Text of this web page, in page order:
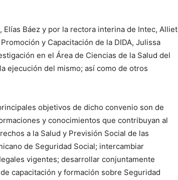
Báez y por la rectora interina de Intec, Alliet
y Capacitación de la DIDA, Julissa
en el Área de Ciencias de la Salud del
ejecución del mismo; así como de otros
objetivos de dicho convenio son de
y conocimientos que contribuyan al
a la Salud y Previsión Social de las
de Seguridad Social; intercambiar
vigentes; desarrollar conjuntamente
capacitación y formación sobre Seguridad